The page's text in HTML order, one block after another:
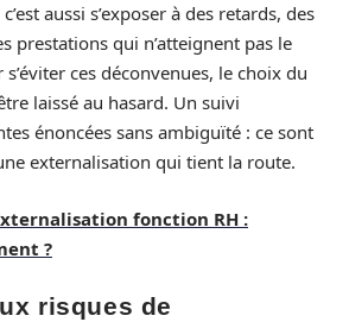
aussi s’exposer à des retards, des
prestations qui n’atteignent pas le
ces déconvenues, le choix du
laissé au hasard. Un suivi
énoncées sans ambiguïté : ce sont
externalisation qui tient la route.
fonction RH :
?
risques de